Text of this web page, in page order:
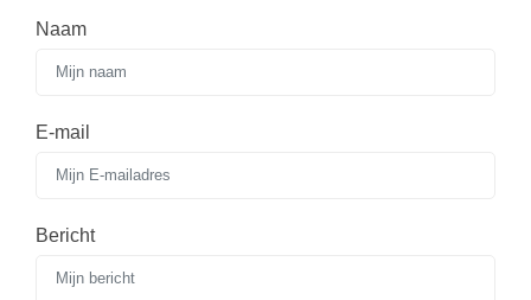
De boerderij
Feest- en Gedenkdagen
Godsdienstonderwijs
Rekenen
Sociale vaardigheden
Taalvaardigheid
Naam
E-mail
Bericht